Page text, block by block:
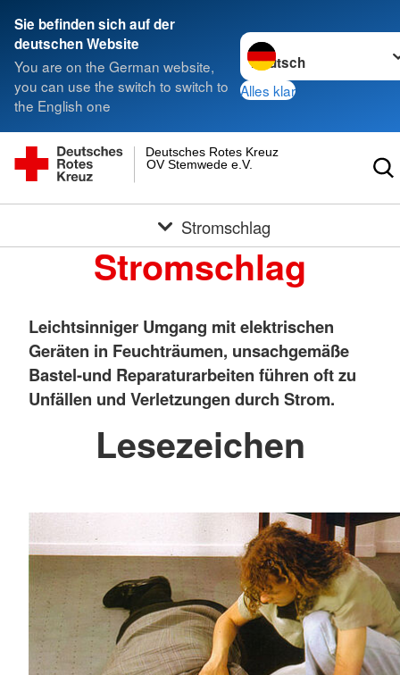
Sie befinden sich auf der
deutschen Website
You are on the German website,
you can use the switch to switch to
the English one
Sprache wechseln zu
Alles klar
OV Stemwede e.V.
Deutsches Rotes Kreuz
Stromschlag
Stromschlag
Leichtsinniger Umgang mit elektrischen
Geräten in Feuchträumen, unsachgemäße
Bastel-und Reparaturarbeiten führen oft zu
Unfällen und Verletzungen durch Strom.
Lesezeichen